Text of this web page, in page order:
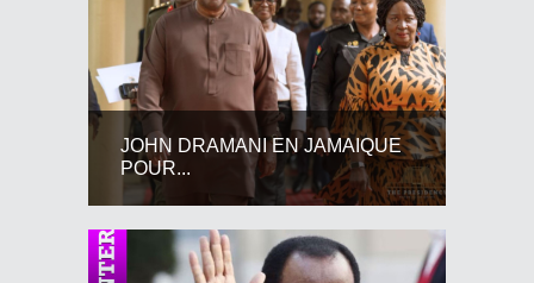
JOHN DRAMANI EN JAMAIQUE
POUR...